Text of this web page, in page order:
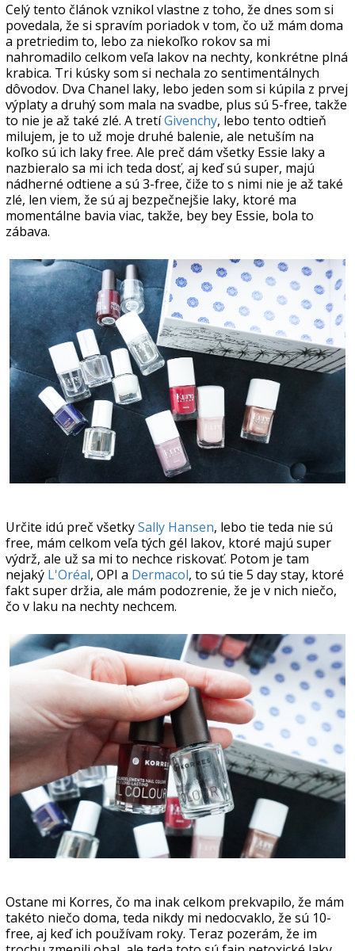
Celý tento článok vznikol vlastne z toho, že dnes som si
povedala, že si spravím poriadok v tom, čo už mám doma
a pretriedim to, lebo za niekoľko rokov sa mi
nahromadilo celkom veľa lakov na nechty, konkrétne plná
krabica. Tri kúsky som si nechala zo sentimentálnych
dôvodov. Dva Chanel laky, lebo jeden som si kúpila z prvej
výplaty a druhý som mala na svadbe, plus sú 5-free, takže
to nie je až také zlé. A tretíGivenchy, lebo tento odtieň
milujem, je to už moje druhé balenie, ale netuším na
koľko sú ich laky free. Ale preč dám všetky Essie laky a
nazbieralo sa mi ich teda dosť, aj keď sú super, majú
nádherné odtiene a sú 3-free, čiže to s nimi nie je až také
zlé, len viem, že sú aj bezpečnejšie laky, ktoré ma
momentálne bavia viac, takže, bey bey Essie, bola to
zábava.
Určite idú preč všetkySally Hansen, lebo tie teda nie sú
free, mám celkom veľa tých gél lakov, ktoré majú super
výdrž, ale už sa mi to nechce riskovať. Potom je tam
nejaký L'Oréal, OPI a Dermacol, to sú tie 5 day stay, ktoré
fakt super držia, ale mám podozrenie, že je v nich niečo,
čo v laku na nechty nechcem.
Ostane mi Korres, čo ma inak celkom prekvapilo, že mám
takéto niečo doma, teda nikdy mi nedocvaklo, že sú 10-
free, aj keď ich používam roky. Teraz pozerám, že im